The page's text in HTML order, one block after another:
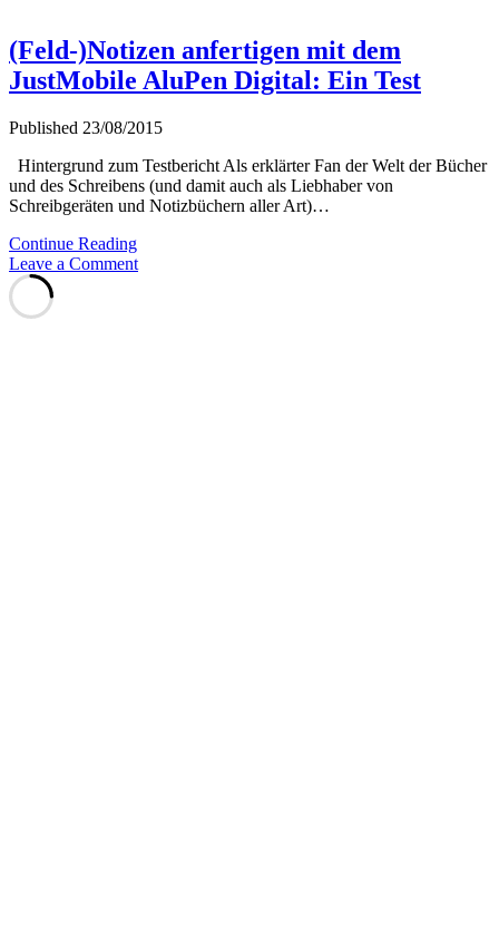
(Feld-)Notizen anfertigen mit dem
JustMobile AluPen Digital: Ein Test
Published 23/08/2015
Hintergrund zum Testbericht Als erklärter Fan der Welt der Bücher
und des Schreibens (und damit auch als Liebhaber von
Schreibgeräten und Notizbüchern aller Art)…
Continue Reading(Feld-)Notizen
anfertigen
Leave a Comment